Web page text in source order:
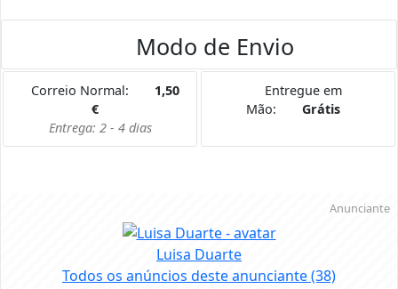
Modo de Envio
Correio Normal:
1,50
€
Entrega: 2 - 4 dias
Entregue em
Mão:
Grátis
Anunciante
Luisa Duarte
Todos os anúncios deste anunciante(38)